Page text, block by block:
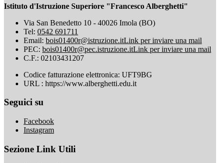
Istituto d'Istruzione Superiore "Francesco Alberghetti"
Via San Benedetto 10 - 40026 Imola (BO)
Tel: 0542 691711
Email: bois01400r@istruzione.itLink per inviare una mail
PEC: bois01400r@pec.istruzione.itLink per inviare una mail
C.F.: 02103431207
Codice fatturazione elettronica: UFT9BG
URL : https://www.alberghetti.edu.it
Seguici su
Facebook
Instagram
Sezione Link Utili